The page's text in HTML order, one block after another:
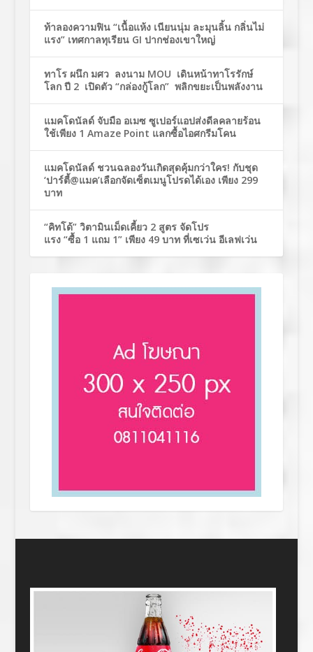
ท้าลองความฟิน “เนื้อแห้ง เนียนนุ่ม ละมุนลิ้น กลิ่นไม่
แรง” เทศกาลทุเรียน GI ปากช่องเขาใหญ่
ทาโร ผนึก มศว ลงนาม MOU เดินหน้าทาโรรักษ์
โลก ปี 2 เปิดตัว “กล่องกู้โลก” พลิกขยะเป็นพลังงาน
แมคโดนัลด์ จับมือ อเมซ ซูเปอร์แอปส่งดีลคลายร้อน
ใช้เพียง 1 Amaze Point แลกซื้อไอศกรีมโคน
แมคโดนัลด์ ชวนฉลองวันเกิดสุดคุ้มกว่าใคร! กับชุด
‘ปาร์ตี้@แมค’เลือกจัดเซ็ตเมนูโปรดได้เอง เพียง 299
บาท
“คิทโด้” วิตามินเม็ดเคี้ยว 2 สูตร จัดโปร
แรง “ซื้อ 1 แถม 1” เพียง 49 บาท ที่เซเว่น อีเลฟเว่น